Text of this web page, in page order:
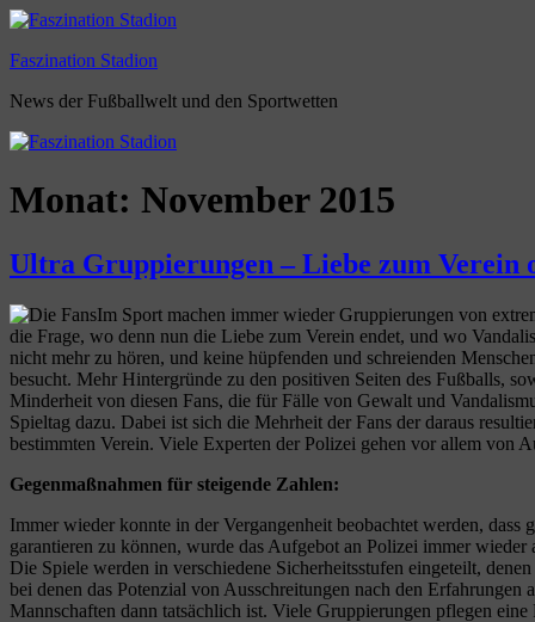
Zum
springen
Faszination Stadion
News der Fußballwelt und den Sportwetten
Monat: November 2015
Ultra Gruppierungen – Liebe zum Verein
Im Sport machen immer wieder Gruppierungen von
die Frage, wo denn nun die Liebe zum Verein endet, und wo
nicht mehr zu hören, und keine hüpfenden und schreienden
besucht. Mehr Hintergründe zu den positiven Seiten des Fußballs,
Minderheit von diesen Fans, die für Fälle von Gewalt und
Spieltag dazu. Dabei ist sich die Mehrheit der Fans der daraus
bestimmten Verein. Viele Experten der Polizei gehen vor allem von
Gegenmaßnahmen für steigende Zahlen:
Immer wieder konnte in der Vergangenheit beobachtet werden,
garantieren zu können, wurde das Aufgebot an Polizei immer
Die Spiele werden in verschiedene Sicherheitsstufen eingeteilt,
bei denen das Potenzial von Ausschreitungen nach den
Mannschaften dann tatsächlich ist. Viele Gruppierungen pflegen